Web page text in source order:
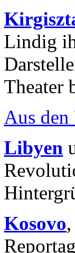
Lindig
Theater
Aus den
Libyen
Kosovo